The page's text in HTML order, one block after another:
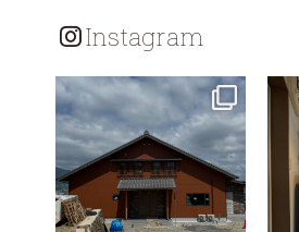
Instagram
tomohouseinc